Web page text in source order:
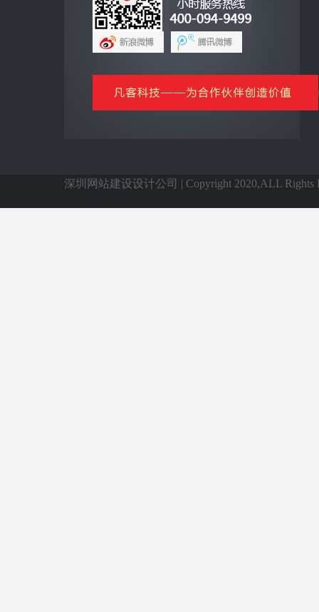
企业手机客户端
网上商城云平台
信息化基础产品
深圳网站建设设计公司 | Copyright 2020,ALL Rights